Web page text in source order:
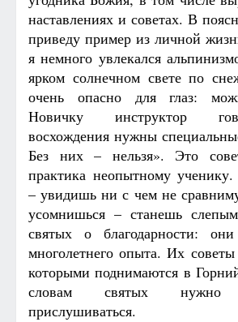
наставлениях и советах. В
приведу пример из личной
я немного увлекался
ярком солнечном свете по
очень опасно для глаз:
Новичку инструктор
восхождения нужны
Без них – нельзя». Это
практика неопытному
– увидишь ни с чем не
усомнишься – станешь
святых о благодарности:
многолетнего опыта. Их
которыми поднимаются в
словам святых нужно
прислушиваться.